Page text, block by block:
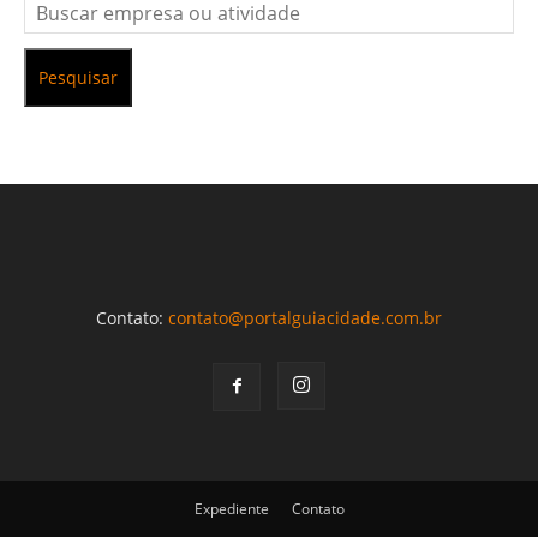
Pesquisar
Contato: contato@portalguiacidade.com.br
Expediente Contato